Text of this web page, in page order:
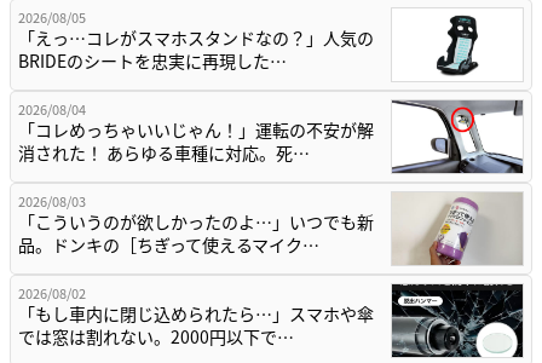
2026/08/05
「えっ…コレがスマホスタンドなの？」人気の
BRIDEのシートを忠実に再現した…
2026/08/04
「コレめっちゃいいじゃん！」運転の不安が解
消された！ あらゆる車種に対応。死…
2026/08/03
「こういうのが欲しかったのよ…」いつでも新
品。ドンキの［ちぎって使えるマイク…
2026/08/02
「もし車内に閉じ込められたら…」スマホや傘
では窓は割れない。2000円以下で…